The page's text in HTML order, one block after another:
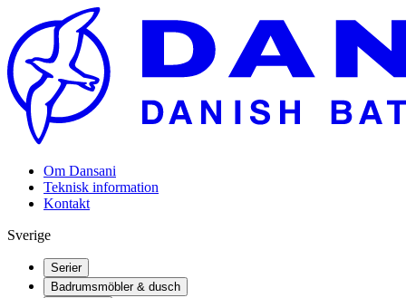
Om Dansani
Teknisk information
Kontakt
Sverige
Serier
Badrumsmöbler & dusch